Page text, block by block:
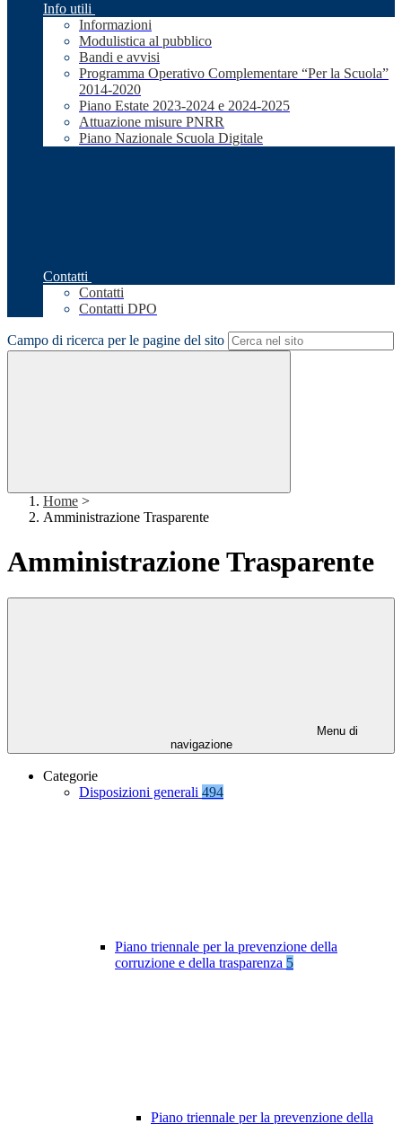
Info utili
Informazioni
Modulistica al pubblico
Bandi e avvisi
Programma Operativo Complementare “Per la Scuola”
2014-2020
Piano Estate 2023-2024 e 2024-2025
Attuazione misure PNRR
Piano Nazionale Scuola Digitale
Contatti
Contatti
Contatti DPO
Campo di ricerca per le pagine del sito
Home >
Amministrazione Trasparente
Amministrazione Trasparente
Menu di
navigazione
Categorie
Disposizioni generali 494
Piano triennale per la prevenzione della
corruzione e della trasparenza 5
Piano triennale per la prevenzione della